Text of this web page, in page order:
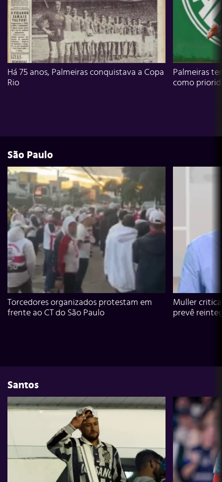
Há 75 anos, Palmeiras conquistava a Copa
Rio
Palmeiras
como
São Paulo
Torcedores organizados protestam em
frente ao CT do São Paulo
Muller
prevê
Santos